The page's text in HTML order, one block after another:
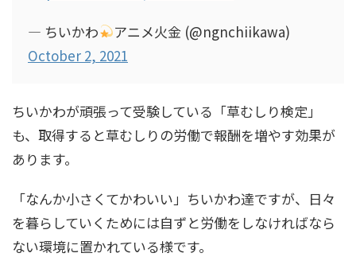
— ちいかわ
アニメ火金 (@ngnchiikawa)
October 2, 2021
ちいかわが頑張って受験している「草むしり検定」
も、取得すると草むしりの労働で報酬を増やす効果が
あります。
「なんか小さくてかわいい」ちいかわ達ですが、日々
を暮らしていくためには自ずと労働をしなければなら
ない環境に置かれている様です。